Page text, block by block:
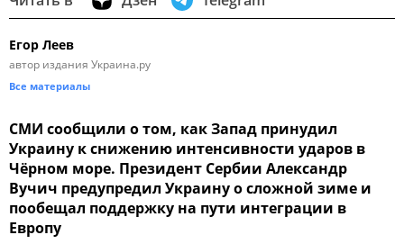
Егор Леев
автор издания Украина.ру
Все материалы
СМИ сообщили о том, как Запад принудил
Украину к снижению интенсивности ударов в
Чёрном море. Президент Сербии Александр
Вучич предупредил Украину о сложной зиме и
пообещал поддержку на пути интеграции в
Европу